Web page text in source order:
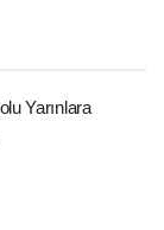
Yarınlara